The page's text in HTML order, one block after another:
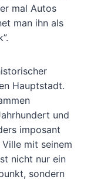
mal Autos
man ihn als
Hauptstadt.
und
imposant
mit seinem
nicht nur ein
sondern